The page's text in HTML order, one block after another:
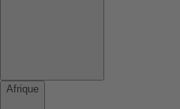
Afrique